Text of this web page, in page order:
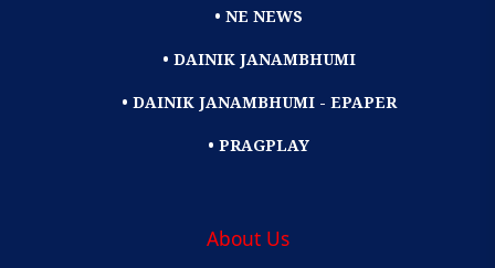
• NE NEWS
• DAINIK JANAMBHUMI
• DAINIK JANAMBHUMI - EPAPER
• PRAGPLAY
About Us